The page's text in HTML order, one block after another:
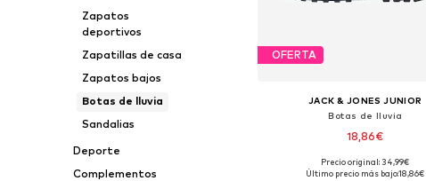
Zapatos
deportivos
Zapatillas de casa
Zapatos bajos
Botas de lluvia
Sandalias
Deporte
Complementos
OFERTA
JACK & JONES JUNIOR
Botas de lluvia
18,86€
+2
Disponible en muchas tallas
Precio original: 34,99€
Último precio más bajo:18,86€